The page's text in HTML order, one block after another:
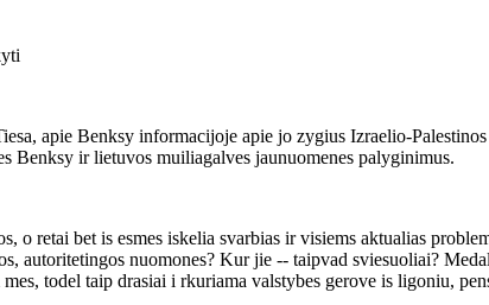
apie Benksy informacijoje apie jo zygius Izraelio-
Benksy ir lietuvos muiliagalves jaunuomenes palyginimus.
o retai bet is esmes iskelia svarbias ir visiems aktualias
autoritetingos nuomones? Kur jie -- taipvad sviesuoliai?
todel taip drasiai i rkuriama valstybes gerove is ligoniu,